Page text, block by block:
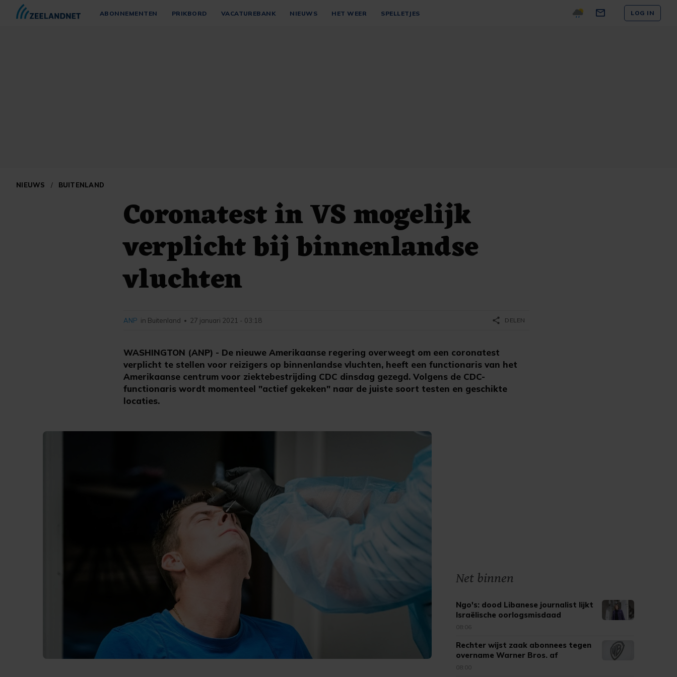
ABONNEMENTEN PRIKBORD VACATUREBANK NIEUWS HET WEER SPELLETJES LOG IN
NIEUWS / BUITENLAND
Coronatest in VS mogelijk
verplicht bij binnenlandse
vluchten
WASHINGTON (ANP) - De nieuwe Amerikaanse regering overweegt om een coronatest
verplicht te stellen voor reizigers op binnenlandse vluchten, heeft een functionaris van het
Amerikaanse centrum voor ziektebestrijding CDC dinsdag gezegd. Volgens de CDC-
functionaris wordt momenteel "actief gekeken" naar de juiste soort testen en geschikte
locaties.
ANP in Buitenland • 27 januari 2021 - 03:18 share DELEN
Net binnen
Ngo's: dood Libanese journalist lijkt
Israëlische oorlogsmisdaad
08:06
Rechter wijst zaak abonnees tegen
overname Warner Bros. af
08:00